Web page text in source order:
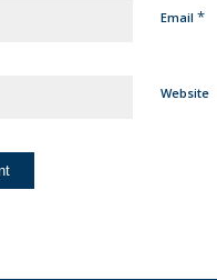
Email *
Website